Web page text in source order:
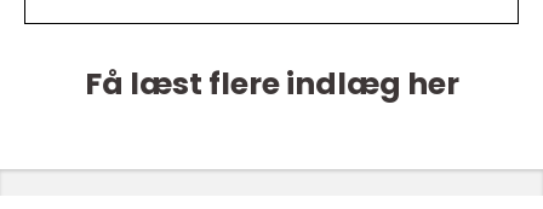
Få læst flere indlæg her